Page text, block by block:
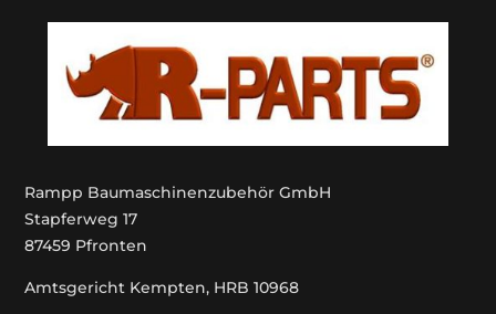
Rampp Baumaschinenzubehör GmbH
Stapferweg 17
87459 Pfronten
Amtsgericht Kempten, HRB 10968